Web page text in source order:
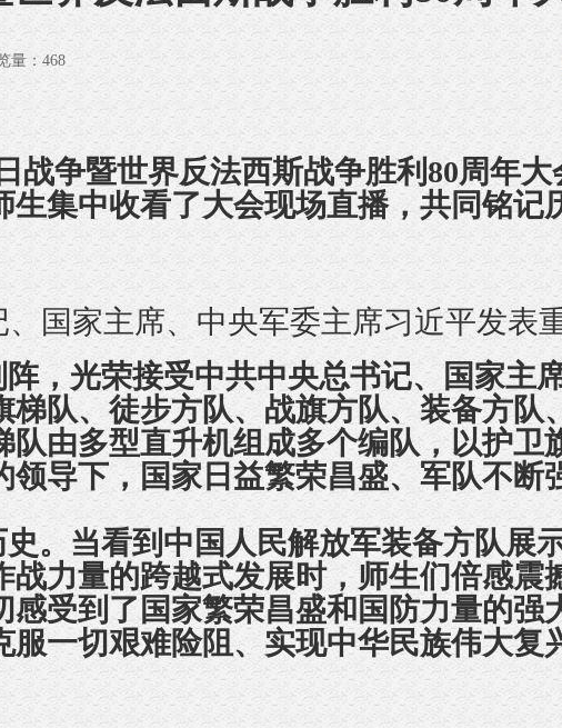
量： 468
争暨世界反法西斯战争胜利80周年大
生集中收看了大会现场直播，共同铭记
家主席、中央军委主席习近平发表
光荣接受中共中央总书记、国家主
队、徒步方队、战旗方队、装备方队
由多型直升机组成多个编队，以护卫
导下，国家日益繁荣昌盛、军队不断
。当看到中国人民解放军装备方队展
力量的跨越式发展时， 师生们倍感震
感受到了国家繁荣昌盛和国防力量的强
一切艰难险阻、实现中华民族伟大复